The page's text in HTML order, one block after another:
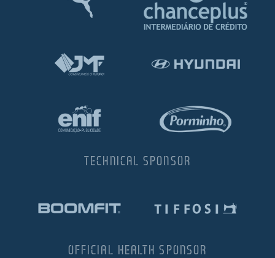
TECHNICAL SPONSOR
OFFICIAL HEALTH SPONSOR